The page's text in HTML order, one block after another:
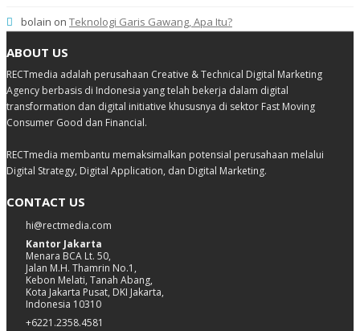
bolain on Teknologi Garis Gawang, Apa Itu?
ABOUT US
RECTmedia adalah perusahaan Creative & Technical Digital Marketing
Agency berbasis di Indonesia yang telah bekerja dalam digital
transformation dan digital initiative khususnya di sektor Fast Moving
Consumer Good dan Financial.
RECTmedia membantu memaksimalkan potensial perusahaan melalui
Digital Strategy, Digital Application, dan Digital Marketing.
CONTACT US
hi@rectmedia.com
Kantor Jakarta
Menara BCA Lt. 50,
Jalan M.H. Thamrin No.1,
Kebon Melati, Tanah Abang,
Kota Jakarta Pusat, DKI Jakarta,
Indonesia 10310
+6221.2358.4581